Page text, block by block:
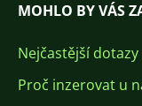
MOHLO BY VÁS
Nejčastější dotazy
Proč inzerovat u